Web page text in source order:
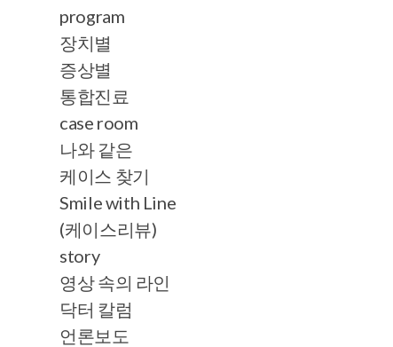
program
장치별
증상별
통합진료
case room
나와 같은
케이스 찾기
Smile with Line
(케이스리뷰)
story
영상 속의 라인
닥터 칼럼
언론보도